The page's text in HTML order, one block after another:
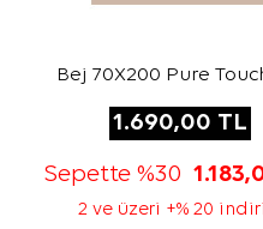
Bej 70X200 Pure
1.690,00 TL
Sepette %30
2 ve üzeri +% 20